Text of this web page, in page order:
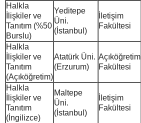
Halkla
İlişkiler ve
Tanıtım (%50
Burslu)
Yeditepe
Üni.
(İstanbul)
İletişim
Fakültesi
Halkla
İlişkiler ve
Tanıtım
(Açıköğretim)
Atatürk Üni.
(Erzurum)
Açıköğretim
Fakültesi
Halkla
İlişkiler ve
Tanıtım
(İngilizce)
Maltepe
Üni.
(İstanbul)
İletişim
Fakültesi